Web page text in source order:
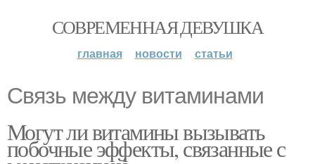
СОВРЕМЕННАЯ ДЕВУШКА
главная новости статьи
Связь между витаминами
Могут ли витамины вызывать
побочные эффекты, связанные с